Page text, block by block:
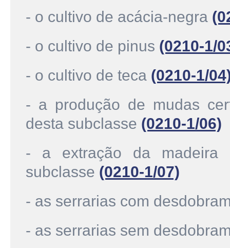
- o cultivo de acácia-negra
- o cultivo de pinus (0210-1/
- o cultivo de teca (0210-1/
- a produção de mudas
desta subclasse (0210-1/06)
- a extração da madeira
subclasse (0210-1/07)
- as serrarias com
- as serrarias sem